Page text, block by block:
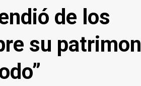
de los
su